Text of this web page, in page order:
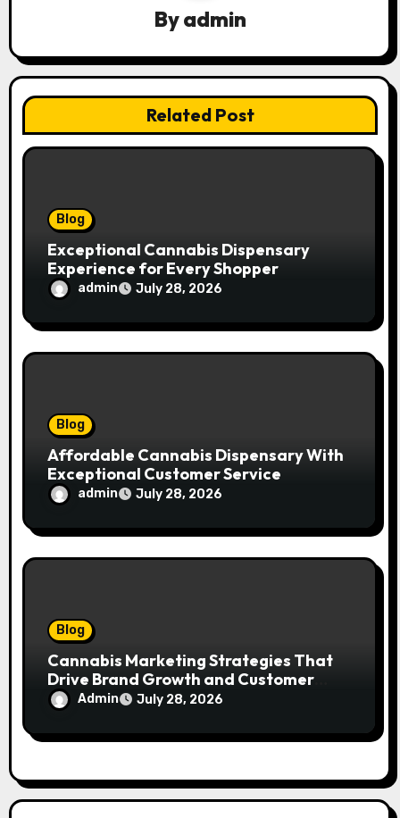
a
t
i
Byadmin
Related Post
Blog
Exceptional Cannabis Dispensary
Experience for Every Shopper
admin July 28, 2026
Blog
Affordable Cannabis Dispensary With
Exceptional Customer Service
admin July 28, 2026
Blog
Cannabis Marketing Strategies That
Drive Brand Growth and Customer
TrustAdmin July 28, 2026